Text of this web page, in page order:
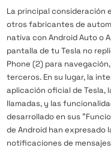
La principal consideración
otros fabricantes de
nativa con Android Auto o
pantalla de tu Tesla no
Phone (2) para
terceros. En su lugar, la
aplicación oficial de Tesla,
llamadas, y las
desarrollado en sus
de Android han expresado
notificaciones de